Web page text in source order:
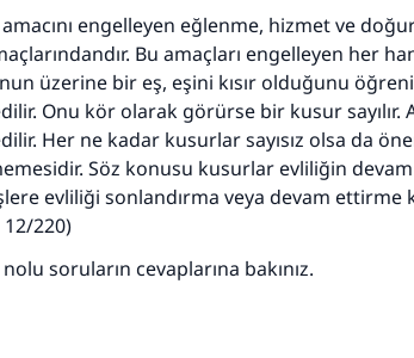
amacını engelleyen eğlenme, hizmet ve
Bu amaçları engelleyen her
üzerine bir eş, eşini kısır olduğunu
Onu kör olarak görürse bir kusur sayılır.
Her ne kadar kusurlar sayısız olsa da
Söz konusu kusurlar evliliğin
evliliği sonlandırma veya devam ettirme
220)
nolu soruların cevaplarına bakınız.
Cevap, bir evliliği kurtardı.
cevapları ulaştırmak için bizi destekle
Rasulullah ﷺ şöyle dedi:
yol gösterirse , hayrı yapan kişinin sevabı
ona sevap yazılır.